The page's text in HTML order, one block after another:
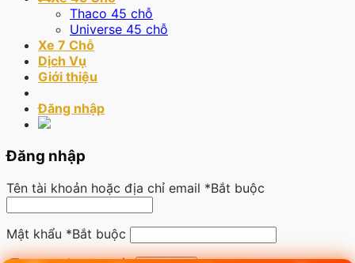
Thaco 45 chỗ
Universe 45 chỗ
Xe 7 Chỗ
Dịch Vụ
Giới thiệu
Đăng nhập
Đăng nhập
Tên tài khoản hoặc địa chỉ email *Bắt buộc
Mật khẩu *Bắt buộc